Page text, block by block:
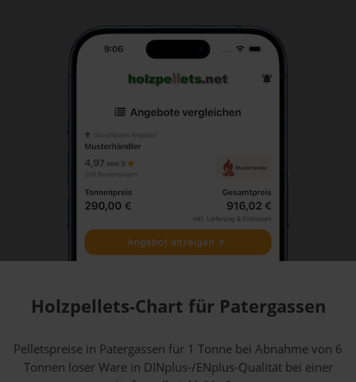
Holzpellets-Chart für Patergassen
Pelletspreise in Patergassen für 1 Tonne bei Abnahmevon 6
Tonnen loser Warein DINplus-/ENplus-Qualität bei einer